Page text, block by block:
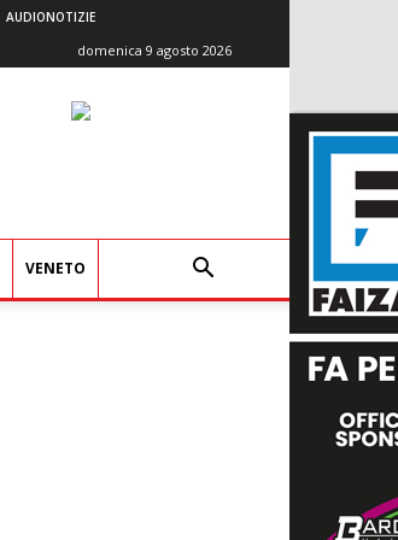
AUDIONOTIZIE
domenica 9 agosto 2026
VENETO